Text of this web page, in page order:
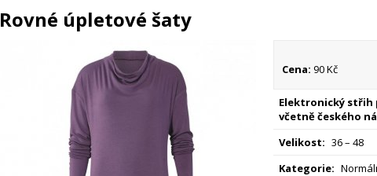
Rovné úpletové šaty
Cena: 90 Kč
Elektronický střih
včetně českého
Velikost: 36 – 48
Kategorie: